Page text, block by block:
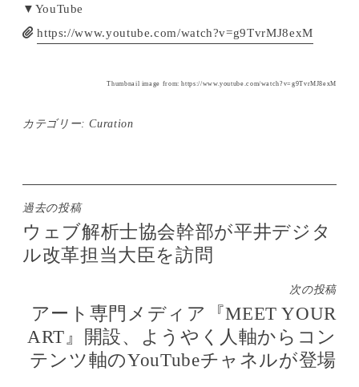
▼YouTube
https://www.youtube.com/watch?v=g9TvrMJ8exM
Thumbnail image from: https://www.youtube.com/watch?v=g9TvrMJ8exM
カテゴリー:Curation
投
稿
ナ
ゲ
ー
シ
ョ
過去の投稿
ウェブ解析士協会幹部が平井デジタ
ル改革担当大臣を訪問
次の投稿
アート専門メディア『MEET YOUR
ART』開設、ようやく人軸からコン
テンツ軸のYouTubeチャネルが登場